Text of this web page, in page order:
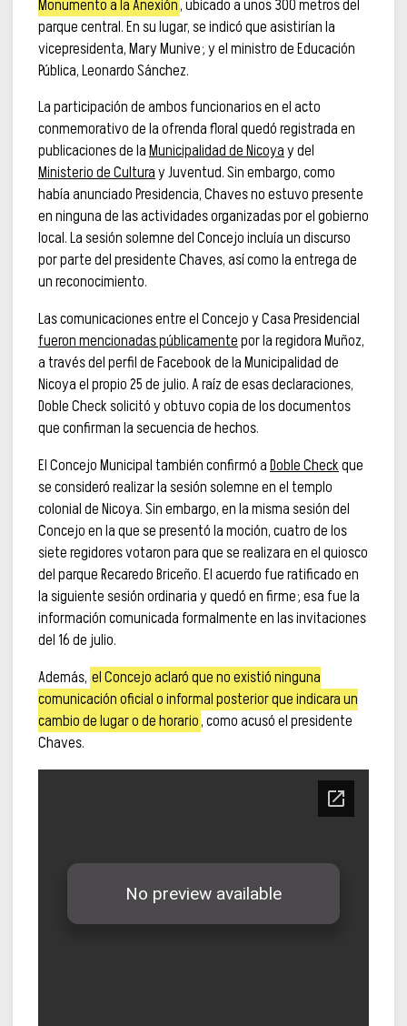
Monumento a la Anexión, ubicado a unos 300 metros del
parque central. En su lugar, se indicó que asistirían la
vicepresidenta, Mary Munive; y el ministro de Educación
Pública, Leonardo Sánchez.
La participación de ambos funcionarios en el acto
conmemorativo de la ofrenda floral quedó registrada en
publicaciones de laMunicipalidad de Nicoyay del
Ministerio de Culturay Juventud. Sin embargo, como
había anunciado Presidencia, Chaves no estuvo presente
en ninguna de las actividades organizadas por el gobierno
local. La sesión solemne del Concejo incluía un discurso
por parte del presidente Chaves, así como la entrega de
un reconocimiento.
Las comunicaciones entre el Concejo y Casa Presidencial
fueron mencionadas públicamentepor la regidora Muñoz,
a través del perfil de Facebook de la Municipalidad de
Nicoya el propio 25 de julio. A raíz de esas declaraciones,
Doble Check solicitó y obtuvo copia de los documentos
que confirman la secuencia de hechos.
El Concejo Municipal también confirmó aDoble Checkque
se consideró realizar la sesión solemne en el templo
colonial de Nicoya. Sin embargo, en la misma sesión del
Concejo en la que se presentó la moción, cuatro de los
siete regidores votaron para que se realizara en el quiosco
del parque Recaredo Briceño. El acuerdo fue ratificado en
la siguiente sesión ordinaria y quedó en firme; esa fue la
información comunicada formalmente en las invitaciones
del 16 de julio.
Además, el Concejo aclaró que no existió ninguna
comunicación oficial o informal posterior que indicara un
cambio de lugar o de horario, como acusó el presidente
Chaves.